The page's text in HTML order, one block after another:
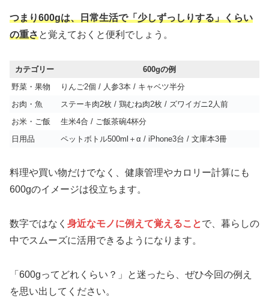
つまり600gは、日常生活で「少しずっしりする」くらい
の重さと覚えておくと便利でしょう。
カテゴリー
600gの例
野菜・果物
りんご2個 / 人参3本 / キャベツ半分
お肉・魚
ステーキ肉2枚 / 鶏むね肉2枚 / ズワイガニ2人前
お米・ご飯
生米4合 / ご飯茶碗4杯分
日用品
ペットボトル500ml＋α / iPhone3台 / 文庫本3冊
料理や買い物だけでなく、健康管理やカロリー計算にも
600gのイメージは役立ちます。
数字ではなく 身近なモノに例えて覚えることで、暮らしの
中でスムーズに活用できるようになります。
「600gってどれくらい？」と迷ったら、ぜひ今回の例え
を思い出してください。